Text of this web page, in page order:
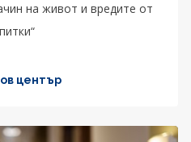
на живот и вредите от
център